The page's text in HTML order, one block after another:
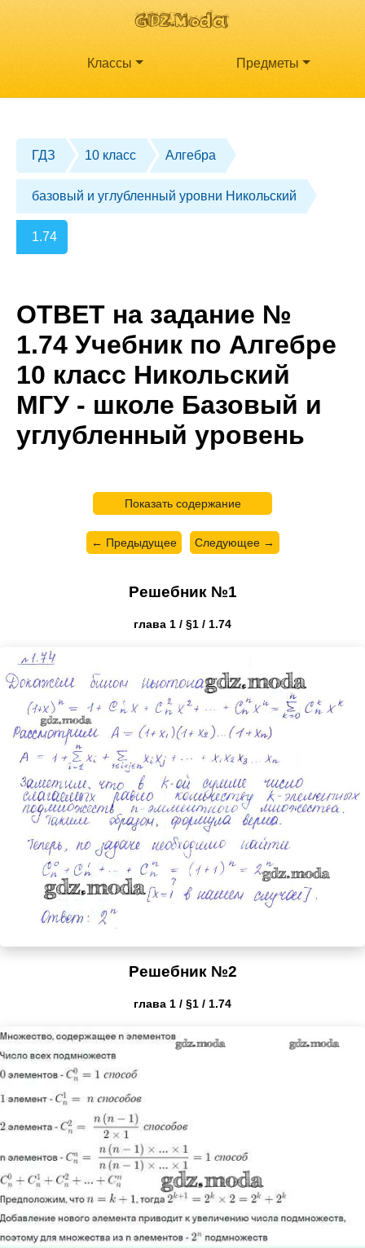
Классы Предметы
ГДЗ 10 класс Алгебра
базовый и углубленный уровни Никольский
1.74
ОТВЕТ на задание №
1.74 Учебник по Алгебре
10 класс Никольский
МГУ - школе Базовый и
углубленный уровень
Показать содержание
← Предыдущее Следующее →
Решебник №1
глава 1 / §1 / 1.74
Решебник №2
глава 1 / §1 / 1.74